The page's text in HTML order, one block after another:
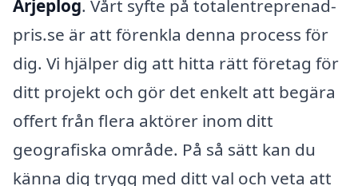
Arjeplog. Vårt syfte på totalentreprenad-
pris.se är att förenkla denna process för
dig. Vi hjälper dig att hitta rätt företag för
ditt projekt och gör det enkelt att begära
offert från flera aktörer inom ditt
geografiska område. På så sätt kan du
känna dig trygg med ditt val och veta att